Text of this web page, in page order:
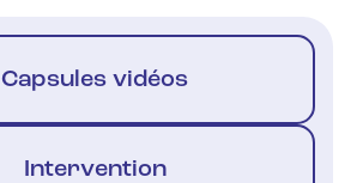
Capsules vidéos
Intervention